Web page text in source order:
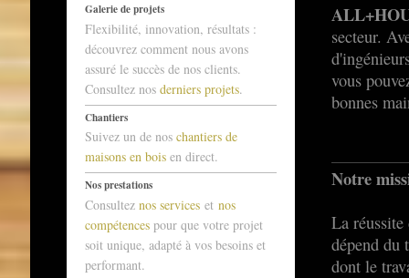
secteur.
vous
bonnes
Notre
La
dépend du
dont le
Galerie de projets
Flexibilité, innovation, résultats :
découvrez comment nous avons
assuré le succès de nos clients.
Consultez nos derniers projets.
Chantiers
Suivez un de nos chantiers de
maisons en boisen direct.
Nos prestations
Consultez nos serviceset nos
compétencespour que votre projet
soit unique, adapté à vos besoins et
performant.